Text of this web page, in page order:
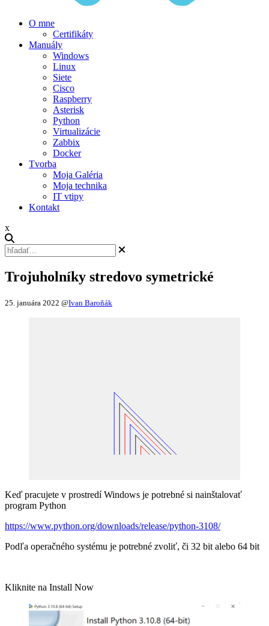
O mne
Certifikáty
Manuály
Windows
Linux
Siete
Cisco
Raspberry
Asterisk
Python
Virtualizácie
Zabbix
Docker
Tvorba
Moja Galéria
Moja technika
IT vtipy
Kontakt
x
Trojuholníky stredovo symetrické
25. januára 2022 @Ivan Baroňák
Keď pracujete v prostredí Windows je potrebné si nainštalovať
program Python
https://www.python.org/downloads/release/python-3108/
Podľa operačného systému je potrebné zvoliť, či 32 bit alebo 64 bit
Kliknite na Install Now